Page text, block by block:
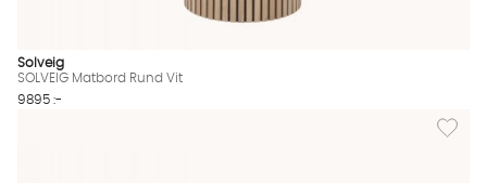
Solveig
SOLVEIG Matbord Rund Vit
9895 :-
Lägg